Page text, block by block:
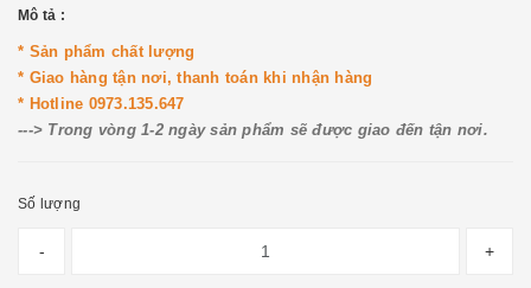
Mô tả :
* Sản phẩm chất lượng
* Giao hàng tận nơi, thanh toán khi nhận hàng
* Hotline 0973.135.647
---> Trong vòng 1-2 ngày sản phẩm sẽ được giao đến tận nơi.
Số lượng
- +